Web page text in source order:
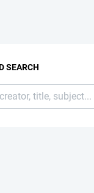
SEARCH